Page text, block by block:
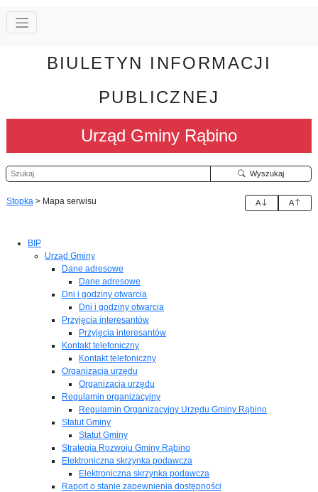
BIULETYN INFORMACJI
PUBLICZNEJ
Urząd Gminy Rąbino
Szukaj Wyszukaj
Stopka > Mapa serwisu A A
BIP
Urząd Gminy
Dane adresowe
Dane adresowe
Dni i godziny otwarcia
Dni i godziny otwarcia
Przyjęcia interesantów
Przyjęcia interesantów
Kontakt telefoniczny
Kontakt telefoniczny
Organizacja urzędu
Organizacja urzędu
Regulamin organizacyjny
Regulamin Organizacyjny Urzędu Gminy Rąbino
Statut Gminy
Statut Gminy
Strategia Rozwoju Gminy Rąbino
Elektroniczna skrzynka podawcza
Elektroniczna skrzynka podawcza
Raport o stanie zapewnienia dostępności